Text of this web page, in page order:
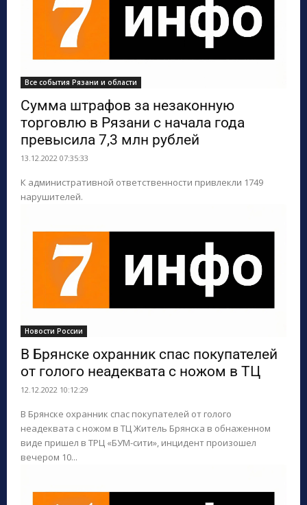
Все события Рязани и области
Сумма штрафов за незаконную
торговлю в Рязани с начала года
превысила 7,3 млн рублей
13.12.2022 07:35:33
К административной ответственности привлекли 1749
нарушителей.
Новости России
В Брянске охранник спас покупателей
от голого неадеквата с ножом в ТЦ
12.12.2022 10:12:29
В Брянске охранник спас покупателей от голого
неадеквата с ножом в ТЦ Житель Брянска в обнаженном
виде пришел в ТРЦ «БУМ-сити», инцидент произошел
вечером 10...